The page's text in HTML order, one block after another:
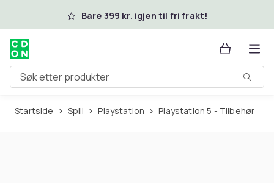
Hopp til hovedinnholdBare 399 kr. igjen til fri frakt!
Søk etter produkter
Startside Spill Playstation Playstation 5 - Tilbehør